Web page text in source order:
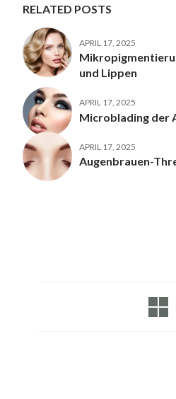
RELATED POSTS
APRIL 17, 2025
und Lippen
APRIL 17, 2025
Microblading der
APRIL 17, 2025
Augenbrauen-